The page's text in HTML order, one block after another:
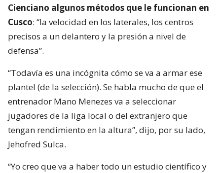
Cienciano algunos métodos que le funcionan en
Cusco: “la velocidad en los laterales, los centros
precisos a un delantero y la presión a nivel de
defensa”.
“Todavía es una incógnita cómo se va a armar ese
plantel (de la selección). Se habla mucho de que el
entrenador Mano Menezes va a seleccionar
jugadores de la liga local o del extranjero que
tengan rendimiento en la altura”, dijo, por su lado,
Jehofred Sulca.
“Yo creo que va a haber todo un estudio científico y